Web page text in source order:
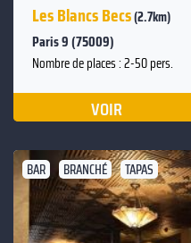
Les Blancs Becs(2.7km)
Paris 9 (75009)
Nombre de places : 2-50 pers.
VOIR
BAR BRANCHÉ TAPAS